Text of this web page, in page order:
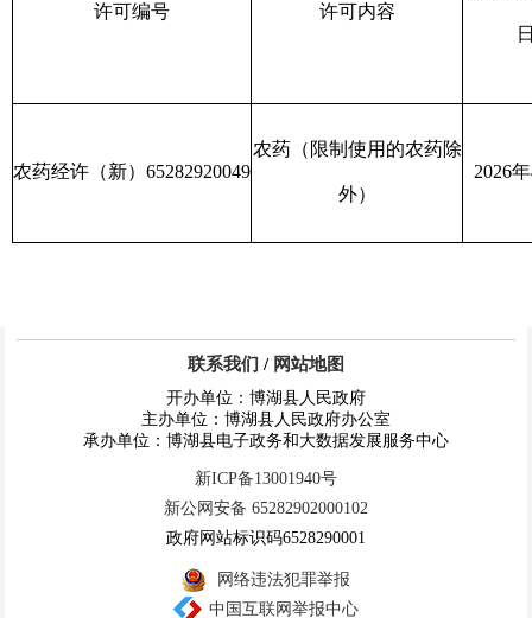
许可编号 许可内容
农药经许（新） 65282920049
农药（限制使用的农药除
外）
2026年
联系我们 / 网站地图
开办单位：博湖县人民政府
主办单位：博湖县人民政府办公室
承办单位：博湖县电子政务和大数据发展服务中心
新ICP备13001940号
新公网安备 65282902000102
政府网站标识码6528290001
网络违法犯罪举报
中国互联网举报中心